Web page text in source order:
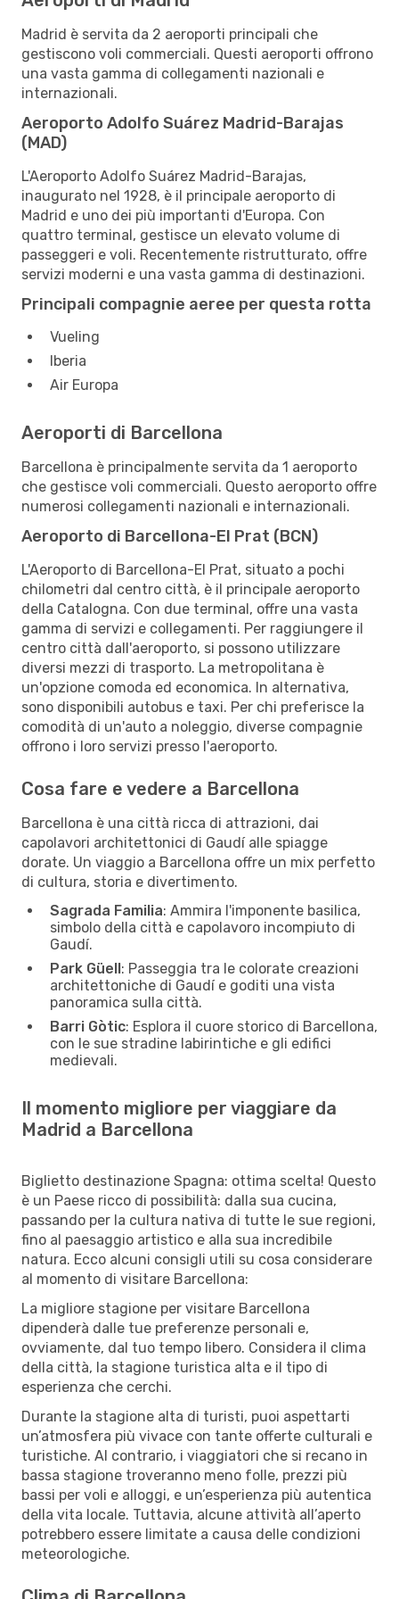
Madrid è servita da 2 aeroporti principali che
gestiscono voli commerciali. Questi aeroporti offrono
una vasta gamma di collegamenti nazionali e
internazionali.
Aeroporto Adolfo Suárez Madrid-Barajas
(MAD)
L'Aeroporto Adolfo Suárez Madrid-Barajas,
inaugurato nel 1928, è il principale aeroporto di
Madrid e uno dei più importanti d'Europa. Con
quattro terminal, gestisce un elevato volume di
passeggeri e voli. Recentemente ristrutturato, offre
servizi moderni e una vasta gamma di destinazioni.
Principali compagnie aeree per questa rotta
Vueling
Iberia
Air Europa
Aeroporti di Barcellona
Barcellona è principalmente servita da 1 aeroporto
che gestisce voli commerciali. Questo aeroporto offre
numerosi collegamenti nazionali e internazionali.
Aeroporto di Barcellona-El Prat (BCN)
L'Aeroporto di Barcellona-El Prat, situato a pochi
chilometri dal centro città, è il principale aeroporto
della Catalogna. Con due terminal, offre una vasta
gamma di servizi e collegamenti. Per raggiungere il
centro città dall'aeroporto, si possono utilizzare
diversi mezzi di trasporto. La metropolitana è
un'opzione comoda ed economica. In alternativa,
sono disponibili autobus e taxi. Per chi preferisce la
comodità di un'auto a noleggio, diverse compagnie
offrono i loro servizi presso l'aeroporto.
Cosa fare e vedere a Barcellona
Barcellona è una città ricca di attrazioni, dai
capolavori architettonici di Gaudí alle spiagge
dorate. Un viaggio a Barcellona offre un mix perfetto
di cultura, storia e divertimento.
Sagrada Familia: Ammira l'imponente basilica,
simbolo della città e capolavoro incompiuto di
Gaudí.
Park Güell: Passeggia tra le colorate creazioni
architettoniche di Gaudí e goditi una vista
panoramica sulla città.
Barri Gòtic: Esplora il cuore storico di Barcellona,
con le sue stradine labirintiche e gli edifici
medievali.
Il momento migliore per viaggiare da
Madrid a Barcellona
Biglietto destinazione Spagna: ottima scelta! Questo
è un Paese ricco di possibilità: dalla sua cucina,
passando per la cultura nativa di tutte le sue regioni,
fino al paesaggio artistico e alla sua incredibile
natura. Ecco alcuni consigli utili su cosa considerare
al momento di visitare Barcellona:
La migliore stagione per visitare Barcellona
dipenderà dalle tue preferenze personali e,
ovviamente, dal tuo tempo libero. Considera il clima
della città, la stagione turistica alta e il tipo di
esperienza che cerchi.
Durante la stagione alta di turisti, puoi aspettarti
un’atmosfera più vivace con tante offerte culturali e
turistiche. Al contrario, i viaggiatori che si recano in
bassa stagione troveranno meno folle, prezzi più
bassi per voli e alloggi, e un’esperienza più autentica
della vita locale. Tuttavia, alcune attività all’aperto
potrebbero essere limitate a causa delle condizioni
meteorologiche.